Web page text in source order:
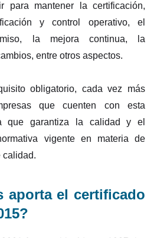
para mantener la certificación,
y control operativo, el
la mejora continua, la
entre otros aspectos.
obligatorio, cada vez más
que cuenten con esta
que garantiza la calidad y el
vigente en materia de
calidad.
aporta el certificado